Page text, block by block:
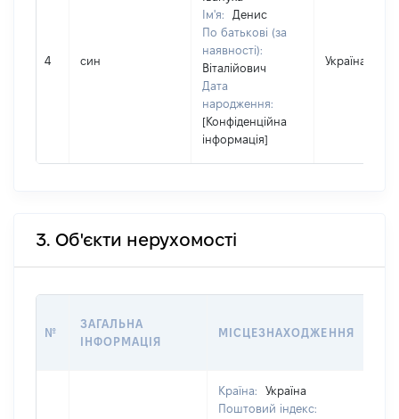
4 син
Ім'я:
Денис
По батькові (за
наявності):
Віталійович
Дата
народження:
[Конфіденційна
інформація]
Україна
3. Об'єкти нерухомості
№
ЗАГАЛЬНА
ІНФОРМАЦІЯ
МІСЦЕЗНАХОДЖЕННЯ
Країна:
Україна
Поштовий індекс: